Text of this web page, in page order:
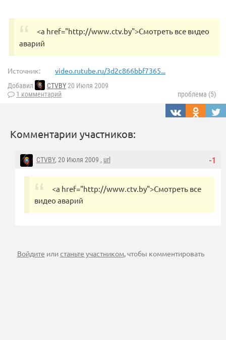
<a href="http://www.ctv.by">Cмотреть все видео
аварий
Источник: video.rutube.ru/3d2c866bbf7365...
Добавил CTVBY20 Июля 2009
1 комментарий
проблема (5)
Комментарии участников:
-1
CTVBY, 20 Июля 2009 , url
<a href="http://www.ctv.by">Cмотреть все
видео аварий
Войдите илистаньте участником, чтобы комментировать